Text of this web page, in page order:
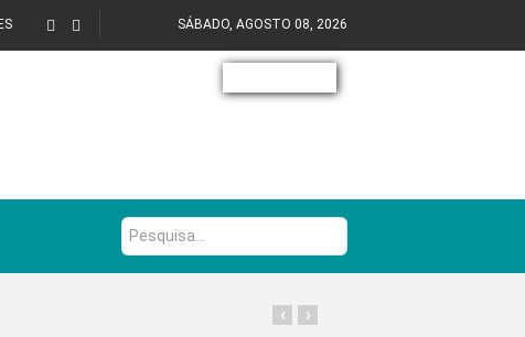
SÁBADO, AGOSTO 08, 2026
Pesquisa...
›
‹